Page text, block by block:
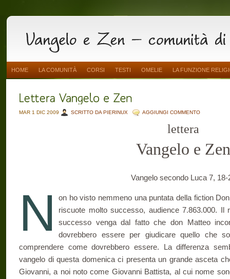
HOME LA COMUNITÀ CORSI TESTI OMELIE LA FUNZIONE
MAR 1 DIC 2009 SCRITTO DA PIERINUX AGGIUNGI COMMENTO
lettera
Vangelo e Zen
Vangelo secondo Luca 7, 18-
N
on ho visto nemmeno una puntata della fiction
riscuote molto successo, audience 7.863.000.
successo venga dal fatto che don Matteo
dovrebbero essere per giudicare quello che
comprendere come dovrebbero essere. La differenza
vangelo di questa domenica ci presenta un grande asceta
Giovanni, a noi noto come Giovanni Battista, al cui nome